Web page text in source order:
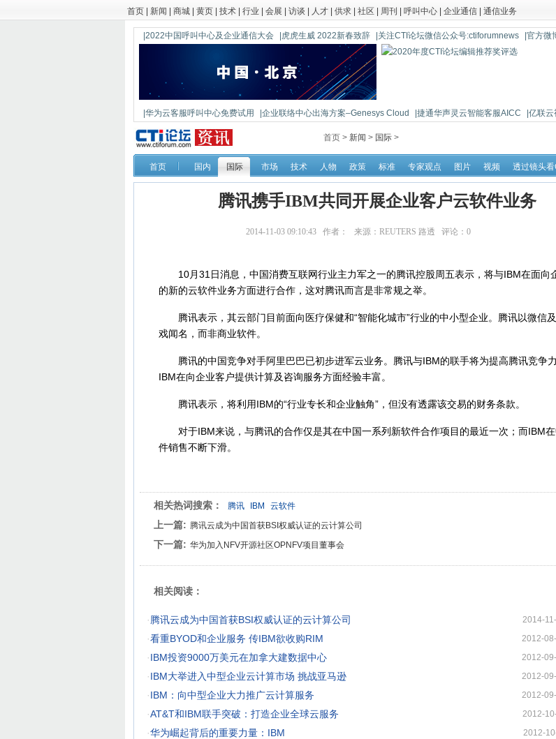
首页 新闻 商城 黄页 技术 行业 会展 访谈 人才 供求 社区 周刊 呼叫中心 企业通信 通信业务
|2022中国呼叫中心及企业通信大会 |虎虎生威 2022新春致辞 |关注CTI论坛微信公众号:ctiforumnews |官方微
|华为云客服呼叫中心免费试用 |企业联络中心出海方案–Genesys Cloud |捷通华声灵云智能客服AICC
|亿联
|鼎信通达新一代语音网关DAG1000-4S
首页 > 新闻 > 国际 >
首页 国内 国际 市场 技术 人物 政策 标准 专家观点 图片 视频 透过镜头看
腾讯携手IBM共同开展企业客户云软件业务
2014-11-03 09:10:43 作者： 来源：REUTERS 路透 评论： 0
10月31日消息，中国消费互联网行业主力军之一的腾讯控股周五表示，将与IBM在面向
的新的云软件业务方面进行合作，这对腾讯而言是非常规之举。
腾讯表示，其云部门目前面向医疗保健和“智能化城市”行业的中小型企业。腾讯以微信
戏闻名，而非商业软件。
腾讯的中国竞争对手阿里巴巴已初步进军云业务。腾讯与IBM的联手将为提高腾讯竞争
IBM在向企业客户提供计算及咨询服务方面经验丰富。
腾讯表示，将利用IBM的“行业专长和企业触角”，但没有透露该交易的财务条款。
对于IBM来说，与腾讯的合作仅是其在中国一系列新软件合作项目的最近一次；而IBM在
件销售不断下滑。
相关热词搜索： 腾讯 IBM 云软件
上一篇: 腾讯云成为中国首获BSI权威认证的云计算公司
下一篇: 华为加入NFV开源社区OPNFV项目董事会
相关阅读：
· 腾讯云成为中国首获BSI权威认证的云计算公司 2014-
·看重BYOD和企业服务 传IBM欲收购RIM 2012-
·IBM投资9000万美元在加拿大建数据中心 2012-
·IBM大举进入中型企业云计算市场 挑战亚马逊 2012-
·IBM：向中型企业大力推广云计算服务 2012-
·AT&T和IBM联手突破：打造企业全球云服务 2012-
·华为崛起背后的重要力量：IBM 2012-